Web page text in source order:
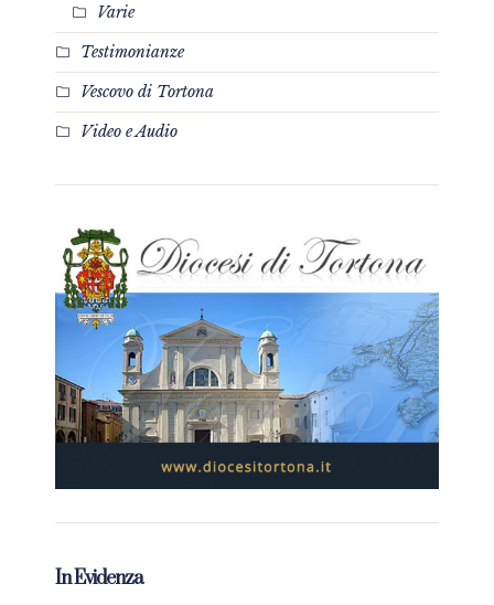
Varie
Testimonianze
Vescovo di Tortona
Video e Audio
In Evidenza